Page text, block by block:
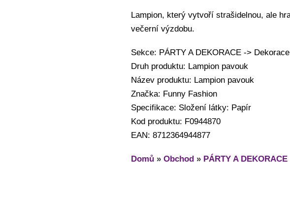
Lampion, který vytvoří strašidelnou, ale
večerní výzdobu.
Sekce: PÁRTY A DEKORACE ->
Druh produktu: Lampion pavouk
Název produktu: Lampion pavouk
Značka: Funny Fashion
Specifikace: Složení látky: Papír
Kod produktu: F0944870
EAN: 8712364944877
Domů » Obchod » PÁRTY A DEKORACE